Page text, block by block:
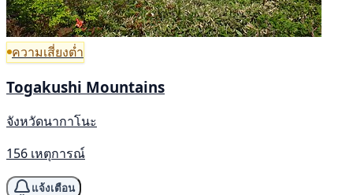
ความเสี่ยงต่ำ
Togakushi Mountains
จังหวัดนากาโนะ
156 เหตุการณ์
แจ้งเตือน